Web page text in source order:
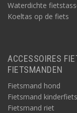
Waterdichte
Koeltas op de fiets
ACCESSOIRES
FIETSMANDEN
Fietsmand hond
Fietsmand kinderfiets
Fietsmand riet